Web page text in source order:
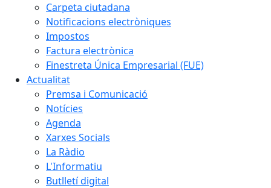
Carpeta ciutadana
Notificacions electròniques
Impostos
Factura electrònica
Finestreta Única Empresarial (FUE)
Actualitat
Premsa i Comunicació
Notícies
Agenda
Xarxes Socials
La Ràdio
L'Informatiu
Butlletí digital